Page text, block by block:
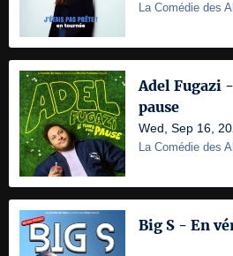
La Comédie des
Adel Fugazi
pause
Wed, Sep 16,
La Comédie des
Big S - En